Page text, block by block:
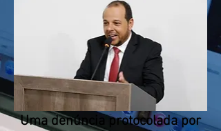
Uma denúncia protocolada por